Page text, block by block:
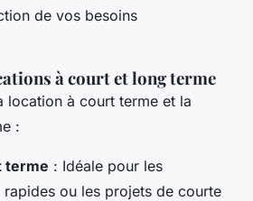
de vos besoins
à court et long terme
location à court terme et la
:
terme : Idéale pour les
rapides ou les projets de courte